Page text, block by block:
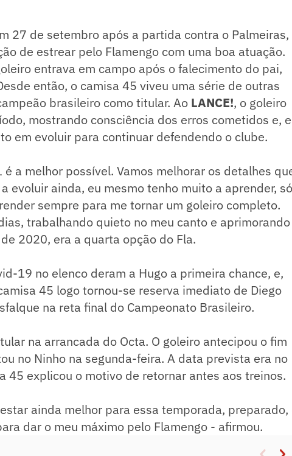
27 de setembro após a partida contra o Palmeiras,
de estrear pelo Flamengo com uma boa atuação.
entrava em campo após o falecimento do pai,
então, o camisa 45 viveu uma série de outras
brasileiro como titular. Ao LANCE!, o goleiro
mostrando consciência dos erros cometidos e,
em evoluir para continuar defendendo o clube.
a melhor possível. Vamos melhorar os detalhes
evoluir ainda, eu mesmo tenho muito a aprender, só
sempre para me tornar um goleiro completo.
trabalhando quieto no meu canto e
2020, era a quarta opção do Fla.
19 no elenco deram a Hugo a primeira chance, e,
45 logo tornou-se reserva imediato de Diego
na reta final do Campeonato Brasileiro.
na arrancada do Octa. O goleiro antecipou o fim
no Ninho na segunda-feira. A data prevista era no
45 explicou o motivo de retornar antes aos treinos.
ainda melhor para essa temporada, preparado,
dar o meu máximo pelo Flamengo - afirmou.